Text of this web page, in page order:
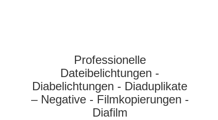
Professionelle
Dateibelichtungen -
Diabelichtungen - Diaduplikate
– Negative - Filmkopierungen -
Diafilm